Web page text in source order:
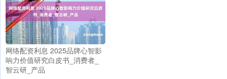
网络配资利息 2025品牌心智影
响力价值研究白皮书_消费者_
智云研_产品